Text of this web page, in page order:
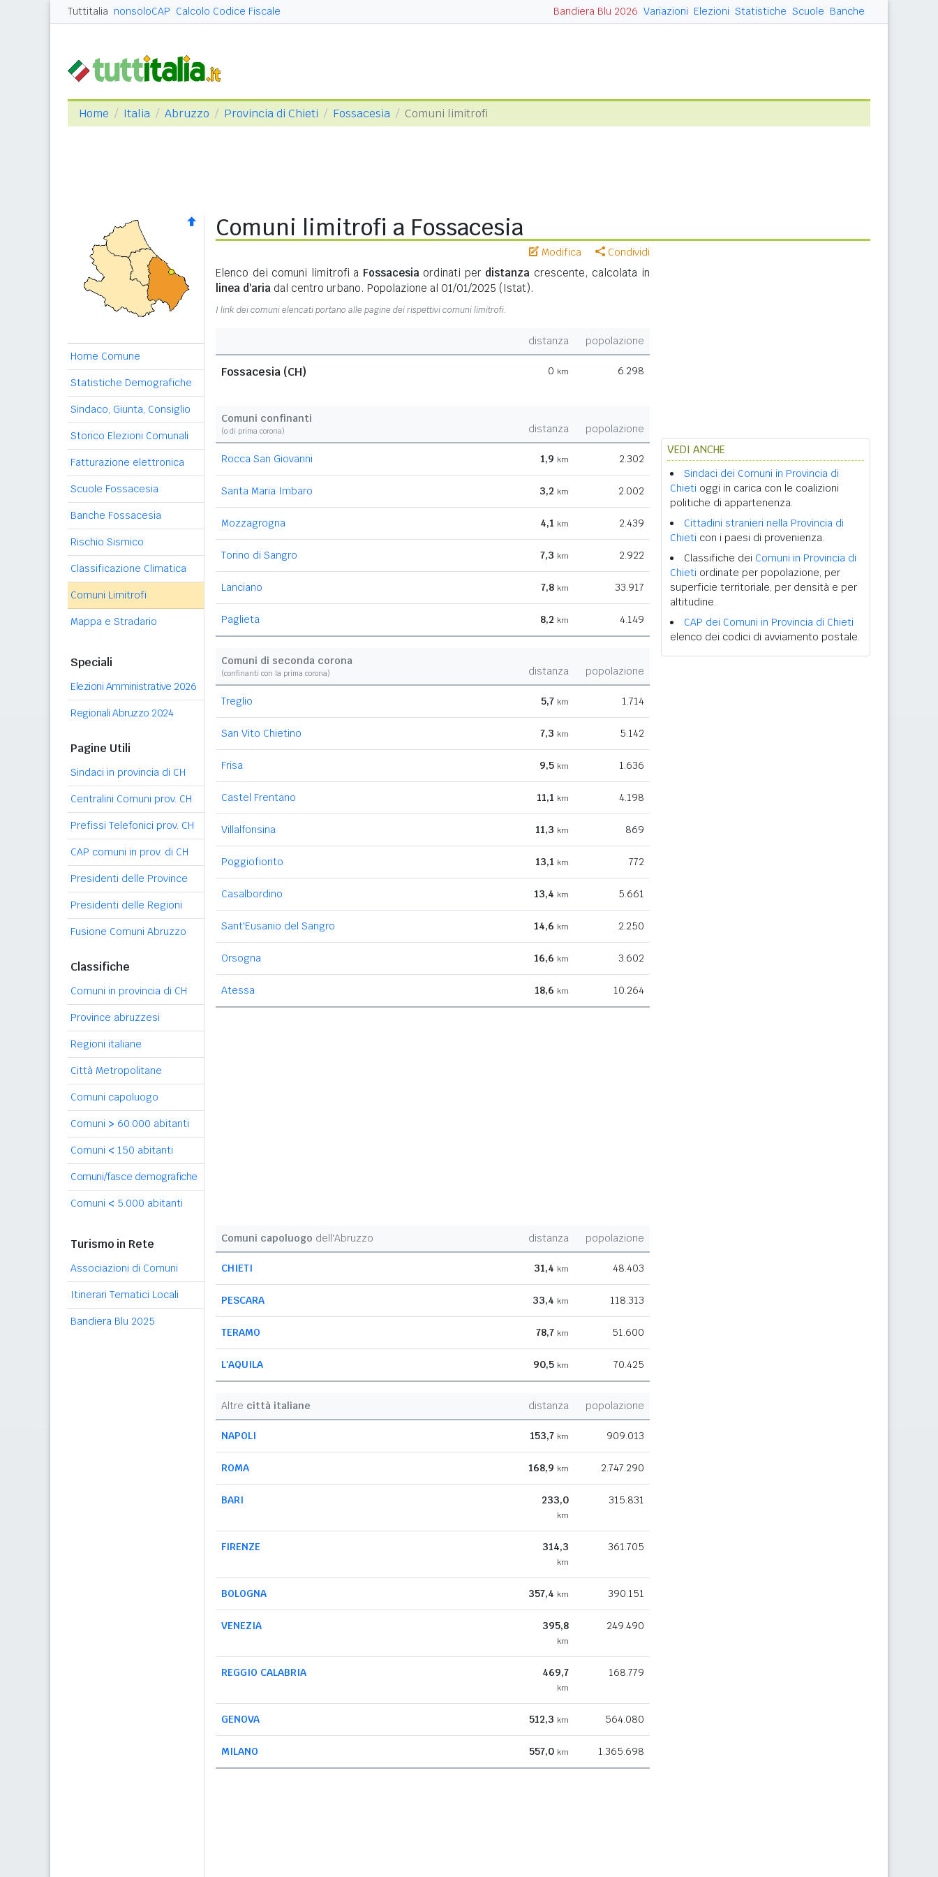
Tuttitalia nonsoloCAP Calcolo Codice Fiscale Bandiera Blu 2026 Variazioni Elezioni Statistiche Scuole Banche
Home Italia Abruzzo Provincia di Chieti Fossacesia Comuni limitrofi
Home Comune
Statistiche Demografiche
Sindaco, Giunta, Consiglio
Storico Elezioni Comunali
Fatturazione elettronica
Scuole Fossacesia
Banche Fossacesia
Rischio Sismico
Classificazione Climatica
Comuni Limitrofi
Mappa e Stradario
Speciali
Elezioni Amministrative 2026
Regionali Abruzzo 2024
Pagine Utili
Sindaci in provincia di CH
Centralini Comuni prov. CH
Prefissi Telefonici prov. CH
CAP comuni in prov. di CH
Presidenti delle Province
Presidenti delle Regioni
Fusione Comuni Abruzzo
Classifiche
Comuni in provincia di CH
Province abruzzesi
Regioni italiane
Città Metropolitane
Comuni capoluogo
Comuni > 60.000 abitanti
Comuni < 150 abitanti
Comuni/fasce demografiche
Comuni < 5.000 abitanti
Turismo in Rete
Associazioni di Comuni
Itinerari Tematici Locali
Bandiera Blu 2025
Comuni limitrofi a Fossacesia
Modifica Condividi
Elenco dei comuni limitrofi a Fossacesiaordinati per distanza crescente, calcolata in
linea d'aria dal centro urbano. Popolazione al 01/01/2025 (Istat).
I link dei comuni elencati portano alle pagine dei rispettivi comuni limitrofi.
distanza popolazione
Fossacesia (CH) 0 km 6.298
Comuni confinanti
(o di prima corona) distanza popolazione
Rocca San Giovanni 1,9 km 2.302
Santa Maria Imbaro 3,2 km 2.002
Mozzagrogna 4,1 km 2.439
Torino di Sangro 7,3 km 2.922
Lanciano 7,8 km 33.917
Paglieta 8,2 km 4.149
Comuni di seconda corona
(confinanti con la prima corona) distanza popolazione
Treglio 5,7 km 1.714
San Vito Chietino 7,3 km 5.142
Frisa 9,5 km 1.636
Castel Frentano 11,1 km 4.198
Villalfonsina 11,3 km 869
Poggiofiorito 13,1 km 772
Casalbordino 13,4 km 5.661
Sant'Eusanio del Sangro 14,6 km 2.250
Orsogna 16,6 km 3.602
Atessa 18,6 km 10.264
Comuni capoluogo dell'Abruzzo distanza popolazione
CHIETI 31,4 km 48.403
PESCARA 33,4 km 118.313
TERAMO 78,7 km 51.600
L'AQUILA 90,5 km 70.425
Altre città italiane distanza popolazione
NAPOLI 153,7 km 909.013
ROMA 168,9 km 2.747.290
BARI 233,0
km
315.831
FIRENZE 314,3
km
361.705
BOLOGNA 357,4 km 390.151
VENEZIA 395,8
km
249.490
REGGIO CALABRIA 469,7
km
168.779
GENOVA 512,3 km 564.080
MILANO 557,0 km 1.365.698
VEDI ANCHE
Sindaci dei Comuni in Provincia di
Chieti oggi in carica con le coalizioni
politiche di appartenenza.
Cittadini stranieri nella Provincia di
Chieti con i paesi di provenienza.
Classifiche dei Comuni in Provincia di
Chieti ordinate per popolazione, per
superficie territoriale, per densità e per
altitudine.
CAP dei Comuni in Provincia di Chieti
elenco dei codici di avviamento postale.